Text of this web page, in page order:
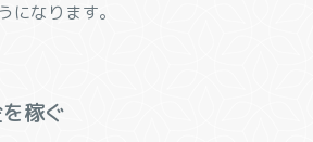
になります。
稼ぐ